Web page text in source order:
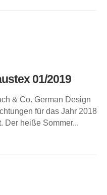
01/2019
& Co. German Design
für das Jahr 2018
Der heiße Sommer...